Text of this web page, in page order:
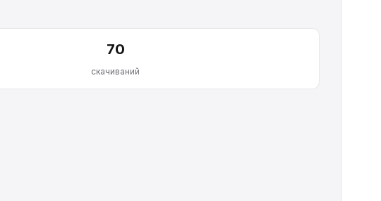
70
скачиваний